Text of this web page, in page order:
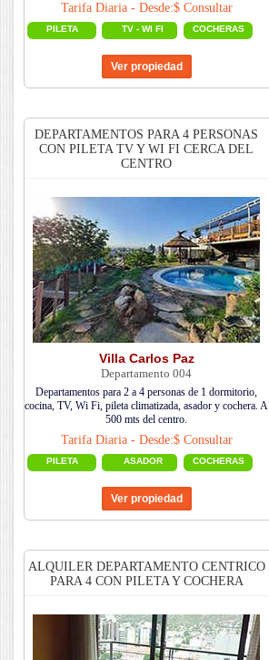
Tarifa Diaria - Desde:$ Consultar
PILETA TV - WI FI COCHERAS
DEPARTAMENTOS PARA 4 PERSONAS
CON PILETA TV Y WI FI CERCA DEL
CENTRO
Villa Carlos Paz
Departamento 004
Departamentos para 2 a 4 personas de 1 dormitorio,
cocina, TV, Wi Fi, pileta climatizada, asador y cochera. A
500 mts del centro.
Tarifa Diaria - Desde:$ Consultar
PILETA ASADOR COCHERAS
ALQUILER DEPARTAMENTO CENTRICO
PARA 4 CON PILETA Y COCHERA